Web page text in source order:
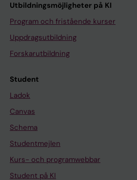
Utbildningsmöjligheter på KI
Program och fristående kurser
Uppdragsutbildning
Forskarutbildning
Student
Ladok
Canvas
Schema
Studentmejlen
Kurs- och programwebbar
Student på KI